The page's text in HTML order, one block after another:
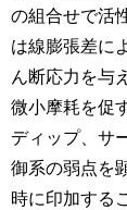
の組合せで活
は線膨張差に
ん断応力を与
微小摩耗を促
ディップ、サ
御系の弱点を
時に印加する